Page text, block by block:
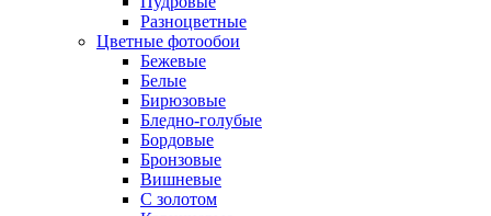
Разноцветные
Цветные фотообои
Бежевые
Белые
Бирюзовые
Бледно-голубые
Бордовые
Бронзовые
Вишневые
С золотом